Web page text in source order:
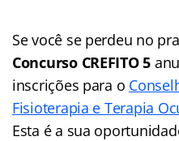
Se você se perdeu no
Concurso CREFITO 5
inscrições para o
Fisioterapia e Terapia
Esta é a sua